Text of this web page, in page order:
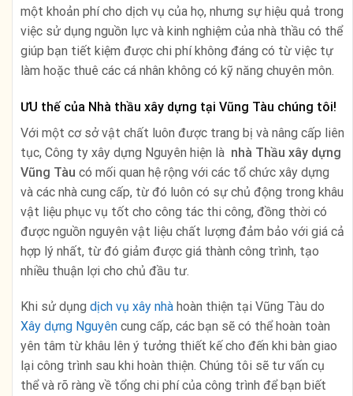
một khoản phí cho dịch vụ của họ, nhưng sự hiệu quả trong
việc sử dụng nguồn lực và kinh nghiệm của nhà thầu có thể
giúp bạn tiết kiệm được chi phí không đáng có từ việc tự
làm hoặc thuê các cá nhân không có kỹ năng chuyên môn.
ƯU thế của Nhà thầu xây dựng tại Vũng Tàu chúng tôi!
Với một cơ sở vật chất luôn được trang bị và nâng cấp liên
tục, Công ty xây dựng Nguyên hiện là nhà Thầu xây dựng
Vũng Tàu có mối quan hệ rộng với các tổ chức xây dựng
và các nhà cung cấp, từ đó luôn có sự chủ động trong khâu
vật liệu phục vụ tốt cho công tác thi công, đồng thời có
được nguồn nguyên vật liệu chất lượng đảm bảo với giá cả
hợp lý nhất, từ đó giảm được giá thành công trình, tạo
nhiều thuận lợi cho chủ đầu tư.
Khi sử dụng dịch vụ xây nhà hoàn thiện tại Vũng Tàu do
Xây dựng Nguyên cung cấp, các bạn sẽ có thể hoàn toàn
yên tâm từ khâu lên ý tưởng thiết kế cho đến khi bàn giao
lại công trình sau khi hoàn thiện. Chúng tôi sẽ tư vấn cụ
thể và rõ ràng về tổng chi phí của công trình để bạn biết